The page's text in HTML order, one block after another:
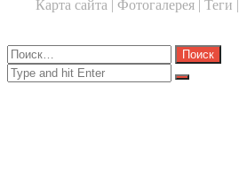
Карта сайта | Фотогалерея | Теги |
Close
Найти:
Close
Search